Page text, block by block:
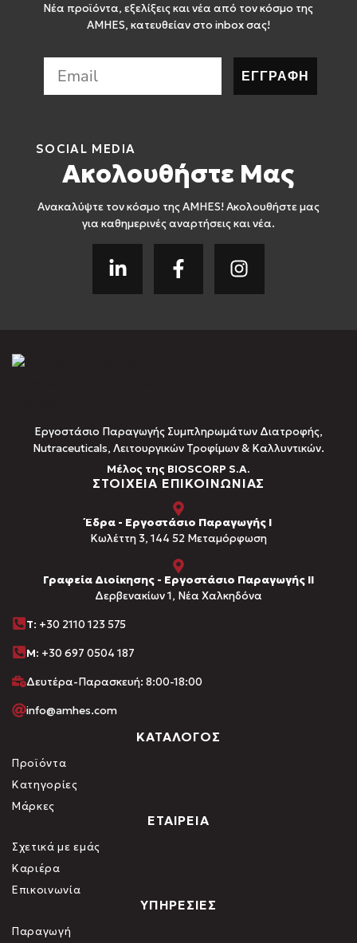
Νέα προϊόντα, εξελίξεις και νέα από τον κόσμο της
AMHES, κατευθείαν στο inbox σας!
ΕΓΓΡΑΦΗ
SOCIAL MEDIA
Ακολουθήστε Μας
Ανακαλύψτε τον κόσμο της AMHES! Ακολουθήστε μας
για καθημερινές αναρτήσεις και νέα.
Εργοστάσιο Παραγωγής Συμπληρωμάτων Διατροφής,
Νutraceuticals, Λειτουργικών Τροφίμων & Καλλυντικών.
Μέλος της BIOSCORP S.A.
ΣΤΟΙΧΕΙΑ ΕΠΙΚΟΙΝΩΝΙΑΣ
Έδρα - Εργοστάσιο Παραγωγής Ι
Kωλέττη 3, 144 52 Μεταμόρφωση
Γραφεία Διοίκησης - Εργοστάσιο Παραγωγής ΙΙ
Δερβενακίων 1, Νέα Χαλκηδόνα
Τ: +30 2110 123 575
M: +30 697 0504 187
Δευτέρα-Παρασκευή: 8:00-18:00
info@amhes.com
ΚΑΤΑΛΟΓΟΣ
Προϊόντα
Κατηγορίες
Μάρκες
ΕΤΑΙΡΕΙΑ
Σχετικά με εμάς
Καριέρα
Επικοινωνία
ΥΠΗΡΕΣΙΕΣ
Παραγωγή